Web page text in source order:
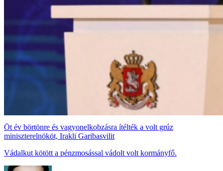
Öt év börtönre és vagyonelkobzásra ítélték a volt grúz
miniszterelnököt, Irakli Garibasvilit
Vádalkut kötött a pénzmosással vádolt volt kormányfő.